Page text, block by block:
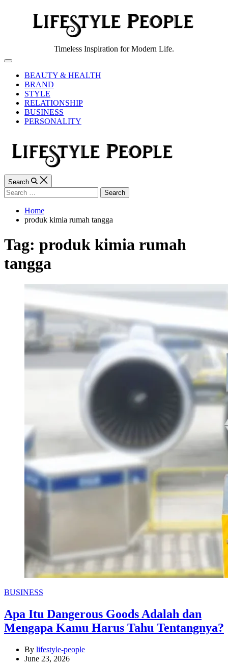
People
Timeless Inspiration for Modern Life.
Off
CanvasBEAUTY & HEALTH
BRAND
STYLE
RELATIONSHIP
BUSINESS
PERSONALITY
Search
Search
for:
Home
produk kimia rumah tangga
Tag: produk kimia rumah
tangga
Categories
BUSINESS
Apa Itu Dangerous Goods Adalah dan
Mengapa Kamu Harus Tahu Tentangnya?
By lifestyle-people
June 23, 2026